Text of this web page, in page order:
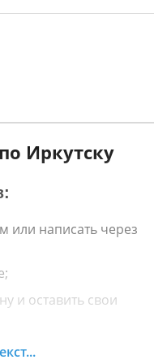
Иркутску
или написать через
и оставить свои
в течение 30